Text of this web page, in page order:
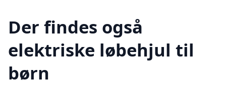
Der findes også
elektriske løbehjul til
børn